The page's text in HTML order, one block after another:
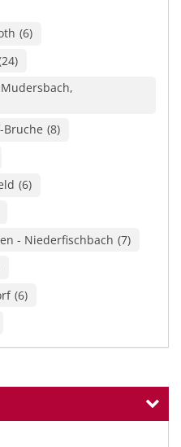
6
24
Bruche 8
6
- Niederfischbach 7
6